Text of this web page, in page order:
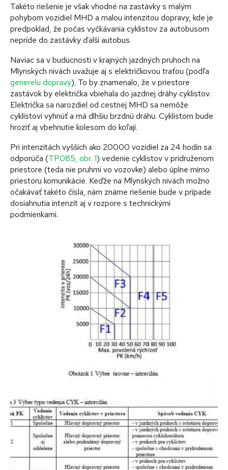
Takéto riešenie je však vhodné na zastávky s malým
pohybom vozidiel MHD a malou intenzitou dopravy, kde je
predpoklad, že počas vyčkávania cyklistov za autobusom
nepríde do zastávky ďalší autobus.
Naviac sa v budúcnosti v krajných jazdných pruhoch na
Mlynských nivách uvažuje aj s električkovou traťou (podľa
generelu dopravy). To by znamenalo, že v priestore
zastávok by električka vbiehala do jazdnej dráhy cyklistov.
Električka sa narozdiel od cestnej MHD sa nemôže
cyklistovi vyhnúť a má dlhšiu brzdnú dráhu. Cyklistom bude
hroziť aj vbehnutie kolesom do koľají.
Pri intenzitách vyšších ako 20000 vozidiel za 24 hodín sa
odporúča (TP085, obr. 1) vedenie cyklistov v pridruženom
priestore (teda nie pruhmi vo vozovke) alebo úplne mimo
priestoru komunikácie. Keďže na Mlynských nivách možno
očakávať takéto čísla, nám známe riešenie bude v prípade
dosiahnutia intenzít aj v rozpore s technickými
podmienkami.